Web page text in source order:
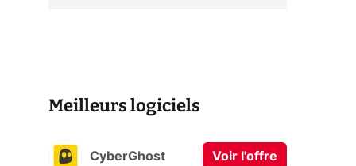
Meilleurs logiciels
CyberGhost Voir l'offre